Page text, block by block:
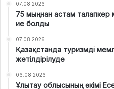
07.08.2026
75 мыңнан астам талапкер
ие болды
07.08.2026
Қазақстанда туризмді
жетілдірілуде
06.08.2026
Ұлытау облысының әкімі